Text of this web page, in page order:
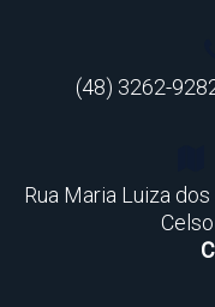
(48) 3262-
Rua Maria Luiza